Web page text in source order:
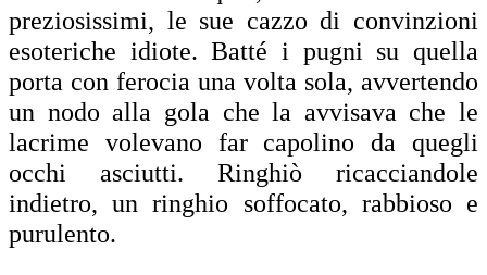
preziosissimi, le sue cazzo di convinzioni
esoteriche idiote. Batté i pugni su quella
porta con ferocia una volta sola, avvertendo
un nodo alla gola che la avvisava che le
lacrime volevano far capolino da quegli
occhi asciutti. Ringhiò ricacciandole
indietro, un ringhio soffocato, rabbioso e
purulento.